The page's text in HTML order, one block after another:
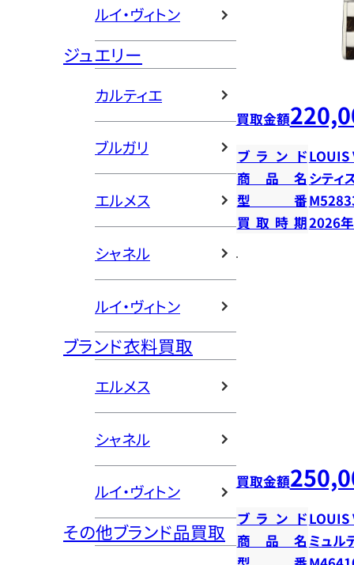
ルイ・ヴィトン
ジュエリー
カルティエ
ブルガリ
エルメス
シャネル
ルイ・ヴィトン
ブランド衣料買取
エルメス
シャネル
ルイ・ヴィトン
その他ブランド品買取
買取金額
ブランドLOUIS
商品名 シティ
型番
買取時期2026
買取金額
ブランドLOUIS
商品名 ミュル